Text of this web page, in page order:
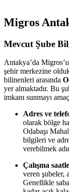
Migros
Mevcut Şube
Antakya’da
şehir merkezine
bilinenleri arasında
yer almaktadır. Bu
imkanı sunmayı
Adres ve
olarak bölge
Odabaşı
bilgileri ve
verebilmek
Çalışma
veren şubeler,
Genellikle